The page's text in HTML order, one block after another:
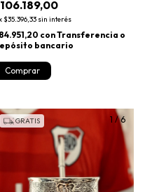
$35.396,33 sin interés
conTransferencia o
bancario
Comprar
1 /6
GRATIS